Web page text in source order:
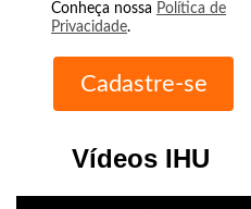
Conheça nossa Política de
Privacidade.
Vídeos IHU